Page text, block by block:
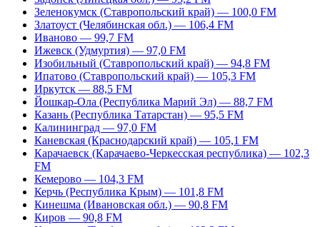
Зеленокумск (Ставропольский край) — 100,0 FM
Златоуст (Челябинская обл.) — 106,4 FM
Иваново — 99,7 FM
Ижевск (Удмуртия) — 97,0 FM
Изобильный (Ставропольский край) — 94,8 FM
Ипатово (Ставропольский край) — 105,3 FM
Иркутск — 88,5 FM
Йошкар-Ола (Республика Марий Эл) — 88,7 FM
Казань (Республика Татарстан) — 95,5 FM
Калининград — 97,0 FM
Каневская (Краснодарский край) — 105,1 FM
Карачаевск (Карачаево-Черкесская республика) — 102,3
FM
Кемерово — 104,3 FM
Керчь (Республика Крым) — 101,8 FM
Кинешма (Ивановская обл.) — 90,8 FM
Киров — 90,8 FM